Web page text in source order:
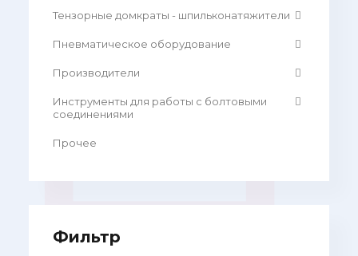
Тензорные домкраты - шпильконатяжители
Пневматическое оборудование
Производители
Инструменты для работы с болтовыми
соединениями
Прочее
Фильтр